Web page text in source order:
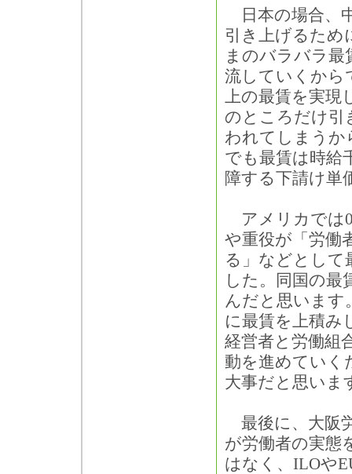
日本の場合、
引き上げるため
まのバラバラ最
流していくから
上の最賃を実現
のところだけ引
われてしまうか
でも最賃は時給
障する下請け単
アメリカでは
や重役が「労働
る」などとして
した。同国の最
んだと思います
に最賃を上積み
経営者と労働組
動を進めていく
大事だと思いま
最後に、大阪
が労働者の実態
はなく、ILOや